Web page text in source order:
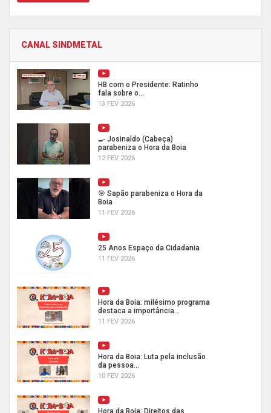
CANAL SINDMETAL
HB com o Presidente: Ratinho
fala sobre o...
13 FEV 2026
🍳 Josinaldo (Cabeça)
parabeniza o Hora da Boia
12 FEV 2026
🎯 Sapão parabeniza o Hora da
Boia
11 FEV 2026
25 Anos Espaço da Cidadania
11 FEV 2026
Hora da Boia: milésimo programa
destaca a importância...
11 FEV 2026
Hora da Boia: Luta pela inclusão
da pessoa...
10 FEV 2026
Hora da Boia: Direitos das